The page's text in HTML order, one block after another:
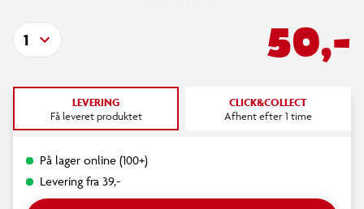
50,-
1
LEVERING
Få leveret produktet
CLICK&COLLECT
Afhent efter 1 time
På lager online (100+)
Levering fra 39,-